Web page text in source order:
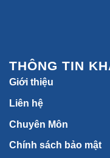
THÔNG TIN
Giới thiệu
Liên hệ
Chuyên Môn
Chính sách bảo mật